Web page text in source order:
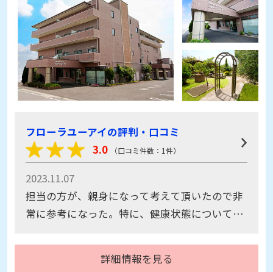
フローラユーアイの評判・口コミ
3.0
（口コミ件数：1件）
2023.11.07
担当の方が、親身になって考えて頂いたので非
常に参考になった。特に、健康状態について行
メリット・デメリットを再認識できたので良か
詳細情報を見る